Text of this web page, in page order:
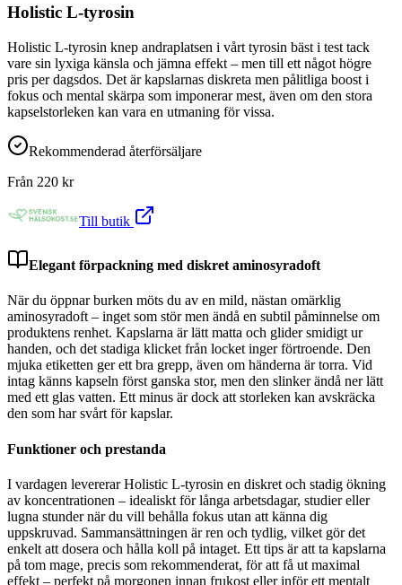
Holistic L-tyrosin
Holistic L-tyrosin knep andraplatsen i vårt tyrosin bäst i test tack
vare sin lyxiga känsla och jämna effekt – men till ett något högre
pris per dagsdos. Det är kapslarnas diskreta men pålitliga boost i
fokus och mental skärpa som imponerar mest, även om den stora
kapselstorleken kan vara en utmaning för vissa.
Rekommenderad återförsäljare
Från 220 kr
Till butik
Elegant förpackning med diskret aminosyradoft
När du öppnar burken möts du av en mild, nästan omärklig
aminosyradoft – inget som stör men ändå en subtil påminnelse om
produktens renhet. Kapslarna är lätt matta och glider smidigt ur
handen, och det stadiga klicket från locket inger förtroende. Den
mjuka etiketten ger ett bra grepp, även om händerna är torra. Vid
intag känns kapseln först ganska stor, men den slinker ändå ner lätt
med ett glas vatten. Ett minus är dock att storleken kan avskräcka
den som har svårt för kapslar.
Funktioner och prestanda
I vardagen levererar Holistic L-tyrosin en diskret och stadig ökning
av koncentrationen – idealiskt för långa arbetsdagar, studier eller
lugna stunder när du vill behålla fokus utan att känna dig
uppskruvad. Sammansättningen är ren och tydlig, vilket gör det
enkelt att dosera och hålla koll på intaget. Ett tips är att ta kapslarna
på tom mage, precis som rekommenderat, för att få ut maximal
effekt – perfekt på morgonen innan frukost eller inför ett mentalt